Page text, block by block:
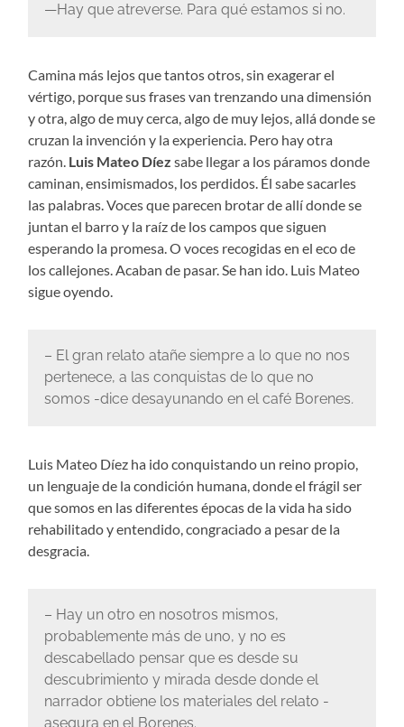
—Hay que atreverse. Para qué estamos si no.
Camina más lejos que tantos otros, sin exagerar el
vértigo, porque sus frases van trenzando una dimensión
y otra, algo de muy cerca, algo de muy lejos, allá donde se
cruzan la invención y la experiencia. Pero hay otra
razón. Luis Mateo Díez sabe llegar a los páramos donde
caminan, ensimismados, los perdidos. Él sabe sacarles
las palabras. Voces que parecen brotar de allí donde se
juntan el barro y la raíz de los campos que siguen
esperando la promesa. O voces recogidas en el eco de
los callejones. Acaban de pasar. Se han ido. Luis Mateo
sigue oyendo.
– El gran relato atañe siempre a lo que no nos
pertenece, a las conquistas de lo que no
somos -dice desayunando en el café Borenes.
Luis Mateo Díez ha ido conquistando un reino propio,
un lenguaje de la condición humana, donde el frágil ser
que somos en las diferentes épocas de la vida ha sido
rehabilitado y entendido, congraciado a pesar de la
desgracia.
– Hay un otro en nosotros mismos,
probablemente más de uno, y no es
descabellado pensar que es desde su
descubrimiento y mirada desde donde el
narrador obtiene los materiales del relato -
asegura en el Borenes.